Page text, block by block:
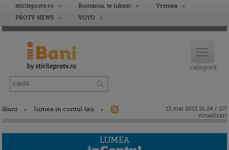
stirileprotv.ro Romania, te iubesc
Vremea
PROTV NEWS
VOYO
ibani lumea in contul tau
13 mai 2013 16:24 / 117
vizualizari